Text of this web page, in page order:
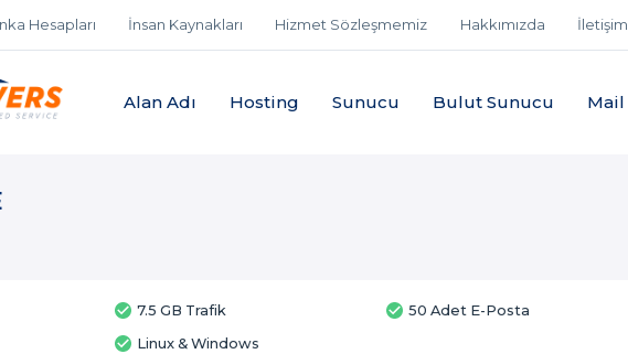
Hesapları İnsan Kaynakları Hizmet Sözleşmemiz Hakkımızda İletişim
Alan Adı Hosting Sunucu Bulut Sunucu Mail
7.5 GB Trafik
50 Adet E-Posta
Linux & Windows